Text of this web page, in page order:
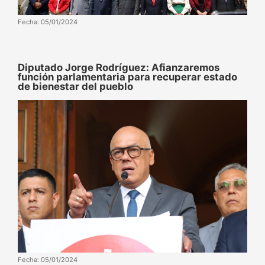
Fecha: 05/01/2024
Diputado Jorge Rodríguez: Afianzaremos
función parlamentaria para recuperar estado
de bienestar del pueblo
Fecha: 05/01/2024